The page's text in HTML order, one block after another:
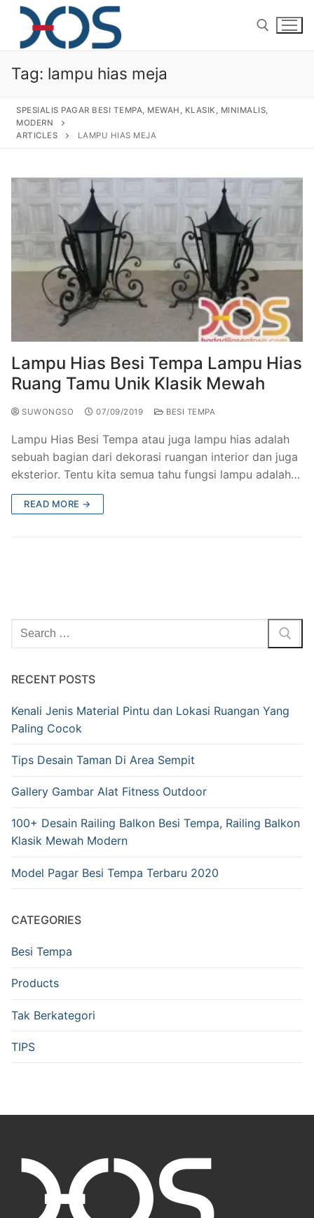
About Us
Pagar Besi Tempa Klasik
Railing Tangga Besi Tempa
Railing Balkon Besi Tempa Klasik
Kursi Taman Besi Tempa
Ornamen Besi Tempa Murah Jakarta
Ranjang Besi Tempa Klasik
Tiang Lampu PJU Antik
Pengecoran Logam Jakarta
Alat Fitness Outdoor Murah
Gallery
Gallery Gambar Pagar Besi Tempa Mewah
Gallery Kursi Taman & Kursi Teras Besi Tempa
Gallery Railing Tangga Besi Tempa Klasik Mewah
Gallery Ranjang Besi Tempa Antik Mewah
Articles
Tag: lampu hias meja
SPESIALIS PAGAR BESI TEMPA, MEWAH, KLASIK, MINIMALIS,
MODERN
ARTICLES
LAMPU HIAS MEJA
Lampu Hias Besi Tempa Lampu Hias
Ruang Tamu Unik Klasik Mewah
SUWONGSO 07/09/2019 BESI TEMPA
Lampu Hias Besi Tempa atau juga lampu hias adalah
sebuah bagian dari dekorasi ruangan interior dan juga
eksterior. Tentu kita semua tahu fungsi lampu adalah…
READ MORE →
RECENT POSTS
Kenali Jenis Material Pintu dan Lokasi Ruangan Yang
Paling Cocok
Tips Desain Taman Di Area Sempit
Gallery Gambar Alat Fitness Outdoor
100+ Desain Railing Balkon Besi Tempa, Railing Balkon
Klasik Mewah Modern
Model Pagar Besi Tempa Terbaru 2020
CATEGORIES
Besi Tempa
Products
Tak Berkategori
TIPS